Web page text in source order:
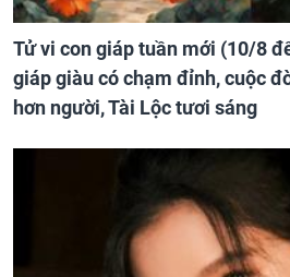
Tử vi con giáp tuần mới (10/8
giáp giàu có chạm đỉnh, cuộc
hơn người, Tài Lộc tươi sáng